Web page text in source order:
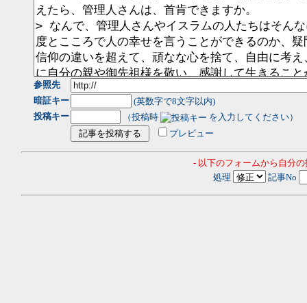
参照先
暗証キー
(英数字で8文字以内)
投稿キー
（投稿時
を入力してください）
プレビュー
- 以下のフォームから自分
処理
記事No